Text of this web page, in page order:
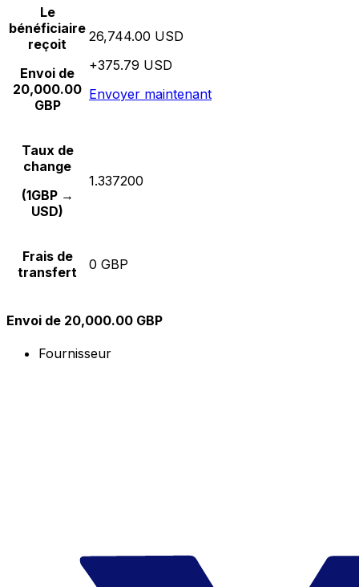
Le
bénéficiaire
reçoit
Envoi de
20,000.00
GBP
26,744.00 USD
+375.79 USD
Envoyer maintenant
Taux de
change
(1GBP →
USD)
1.337200
Frais de
transfert
0 GBP
Envoi de 20,000.00 GBP
Fournisseur